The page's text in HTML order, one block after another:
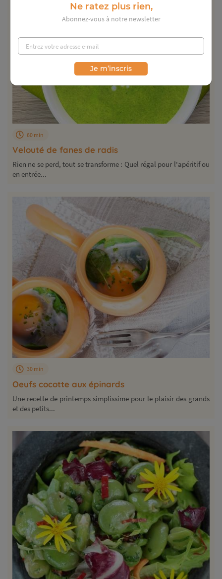
Velouté de fanes de radis
60 min
Rien ne se perd, tout se transforme : Quel régal pour l'apéritif ou
en entrée...
Oeufs cocotte aux épinards
30 min
Une recette de printemps simplissime pour le plaisir des grands
et des petits...
Ne ratez plus rien,
Abonnez-vous à notre newsletter
Je m’inscris